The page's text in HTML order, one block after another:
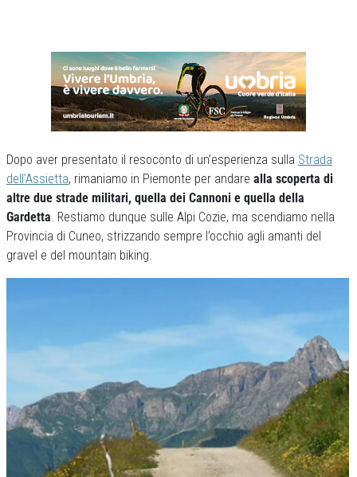
Dopo aver presentato il resoconto di un’esperienza sulla Strada
dell’Assietta, rimaniamo in Piemonte per andare alla scoperta di
altre due strade militari, quella dei Cannoni e quella della
Gardetta. Restiamo dunque sulle Alpi Cozie, ma scendiamo nella
Provincia di Cuneo, strizzando sempre l’occhio agli amanti del
gravel e del mountain biking.